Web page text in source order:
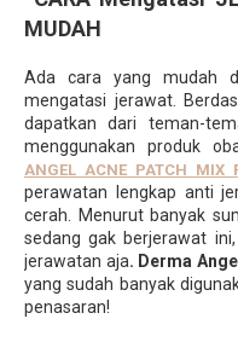
MUDAH
Ada cara yang mudah
mengatasi jerawat.
dapatkan dari teman-
menggunakan produk
ANGEL ACNE PATCH MIX
perawatan lengkap anti
cerah. Menurut banyak
sedang gak berjerawat
jerawatan aja. Derma Angel
yang sudah banyak
penasaran!